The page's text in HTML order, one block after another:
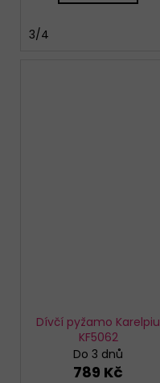
3/4
Dívčí pyžamo Karelpiu
KF5062
Do 3 dnů
789 Kč